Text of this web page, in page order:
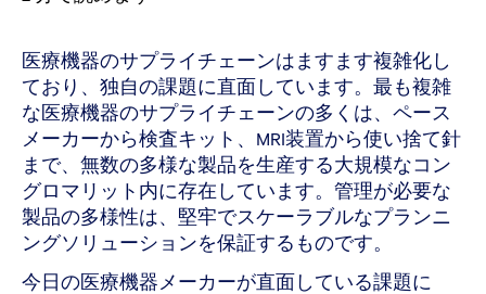
医療機器のサプライチェーンはますます複雑化し
ており、独自の課題に直面しています。最も複雑
な医療機器のサプライチェーンの多くは、ペース
メーカーから検査キット、MRI装置から使い捨て針
まで、無数の多様な製品を生産する大規模なコン
グロマリット内に存在しています。管理が必要な
製品の多様性は、堅牢でスケーラブルなプランニ
ングソリューションを保証するものです。
今日の医療機器メーカーが直面している課題に